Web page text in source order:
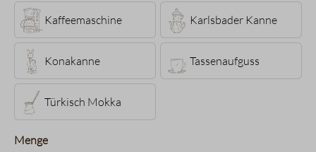
Kaffeemaschine Karlsbader Kanne
Konakanne Tassenaufguss
Türkisch Mokka
Mengeauswählen